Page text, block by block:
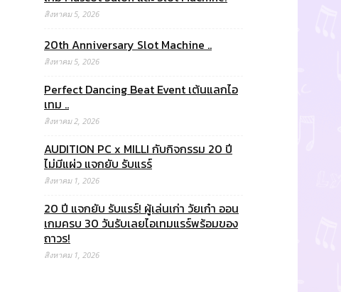
สิงหาคม 5, 2026
20th Anniversary Slot Machine ..
สิงหาคม 5, 2026
Perfect Dancing Beat Event เต้นแลกไอ
เทม ..
สิงหาคม 2, 2026
AUDITION PC x MILLI กับกิจกรรม 20 ปี
ไม่มีแผ่ว แจกยับ รับแรร์
สิงหาคม 1, 2026
20 ปี แจกยับ รับแรร์! ผู้เล่นเก่า วัยเก๋า ออน
เกมครบ 30 วันรับเลยไอเทมแรร์พร้อมของ
ถาวร!
สิงหาคม 1, 2026